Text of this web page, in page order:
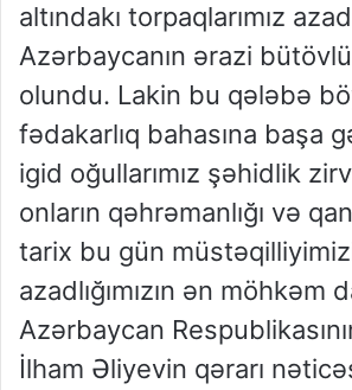
altındakı torpaqlarımız
Azərbaycanın ərazi
olundu. Lakin bu qələbə
fədakarlıq bahasına başa
igid oğullarımız şəhidlik
onların qəhrəmanlığı və
tarix bu gün
azadlığımızın ən möhkəm
Azərbaycan
İlham Əliyevin qərarı